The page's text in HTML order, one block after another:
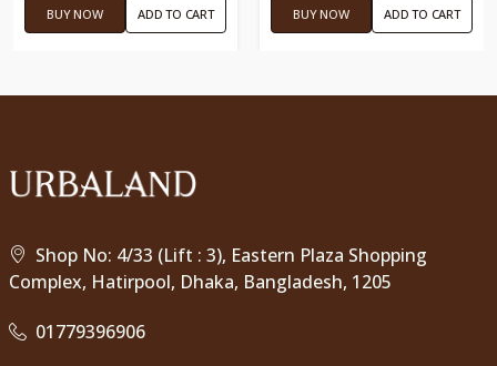
BUY NOW ADD TO CART BUY NOW ADD TO CART
Shop No: 4/33 (Lift : 3), Eastern Plaza Shopping
Complex, Hatirpool, Dhaka, Bangladesh, 1205
01779396906